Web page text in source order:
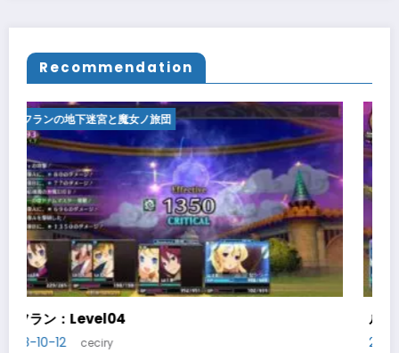
Recommendation
ルフランの地下迷宮と魔女ノ旅団
ルフラン：Level05
2018-10-14 ceciry